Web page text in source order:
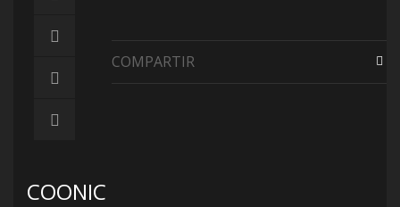
COMPARTIR
COONIC